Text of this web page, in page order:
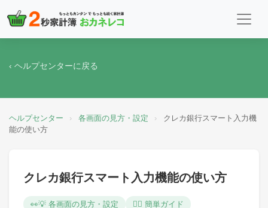
‹ ヘルプセンターに戻る
ヘルプセンター › 各画面の見方・設定 ›
クレカ銀行スマート入力機
能の使い方
クレカ銀行スマート入力機能の使い方
👀💡 各画面の見方・設定 💁‍♀️ 簡単ガイド